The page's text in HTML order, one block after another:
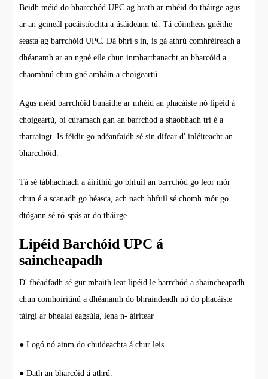
Beidh méid do bharcchód UPC ag brath ar mhéid do tháirge agus
ar an gcineál pacáistíochta a úsáideann tú. Tá cóimheas gnéithe
seasta ag barrchóid UPC. Dá bhrí s in, is gá athrú comhréireach a
dhéanamh ar an ngné eile chun inmharthanacht an bharcóid a
chaomhnú chun gné amháin a choigeartú.
Agus méid barrchóid bunaithe ar mhéid an phacáiste nó lipéid á
choigeartú, bí cúramach gan an barrchód a shaobhadh trí é a
tharraingt. Is féidir go ndéanfaidh sé sin difear d' inléiteacht an
bharcchóid.
Tá sé tábhachtach a áirithiú go bhfuil an barrchód go leor mór
chun é a scanadh go héasca, ach nach bhfuil sé chomh mór go
dtógann sé ró-spás ar do tháirge.
Lipéid Barchóid UPC á
saincheapadh
D' fhéadfadh sé gur mhaith leat lipéid le barrchód a shaincheapadh
chun comhoiriúnú a dhéanamh do bhraindeadh nó do phacáiste
táirgí ar bhealaí éagsúla, lena n- áirítear
● Logó nó ainm do chuideachta á chur leis.
● Dath an bharcóid á athrú.